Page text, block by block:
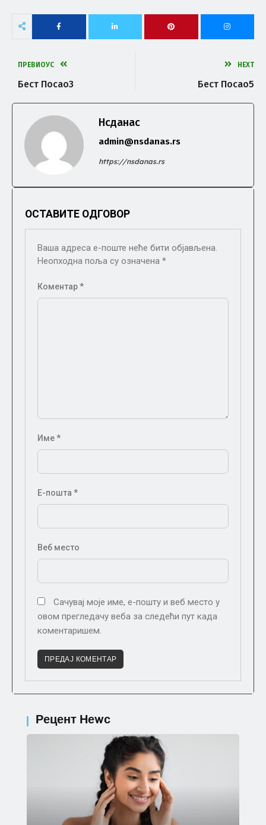
ПРЕВИОУС
Бест Посао3
НЕXТ
Бест Посао5
Нсданас
admin@nsdanas.rs
https://nsdanas.rs
ОСТАВИТЕ ОДГОВОР
Ваша адреса е-поште неће бити објављена.
Неопходна поља су означена *
Коментар*
Име*
Е-пошта *
Веб место
Сачувај моје име, е-пошту и веб место у
овом прегледачу веба за следећи пут када
коментаришем.
Рецент Неwс